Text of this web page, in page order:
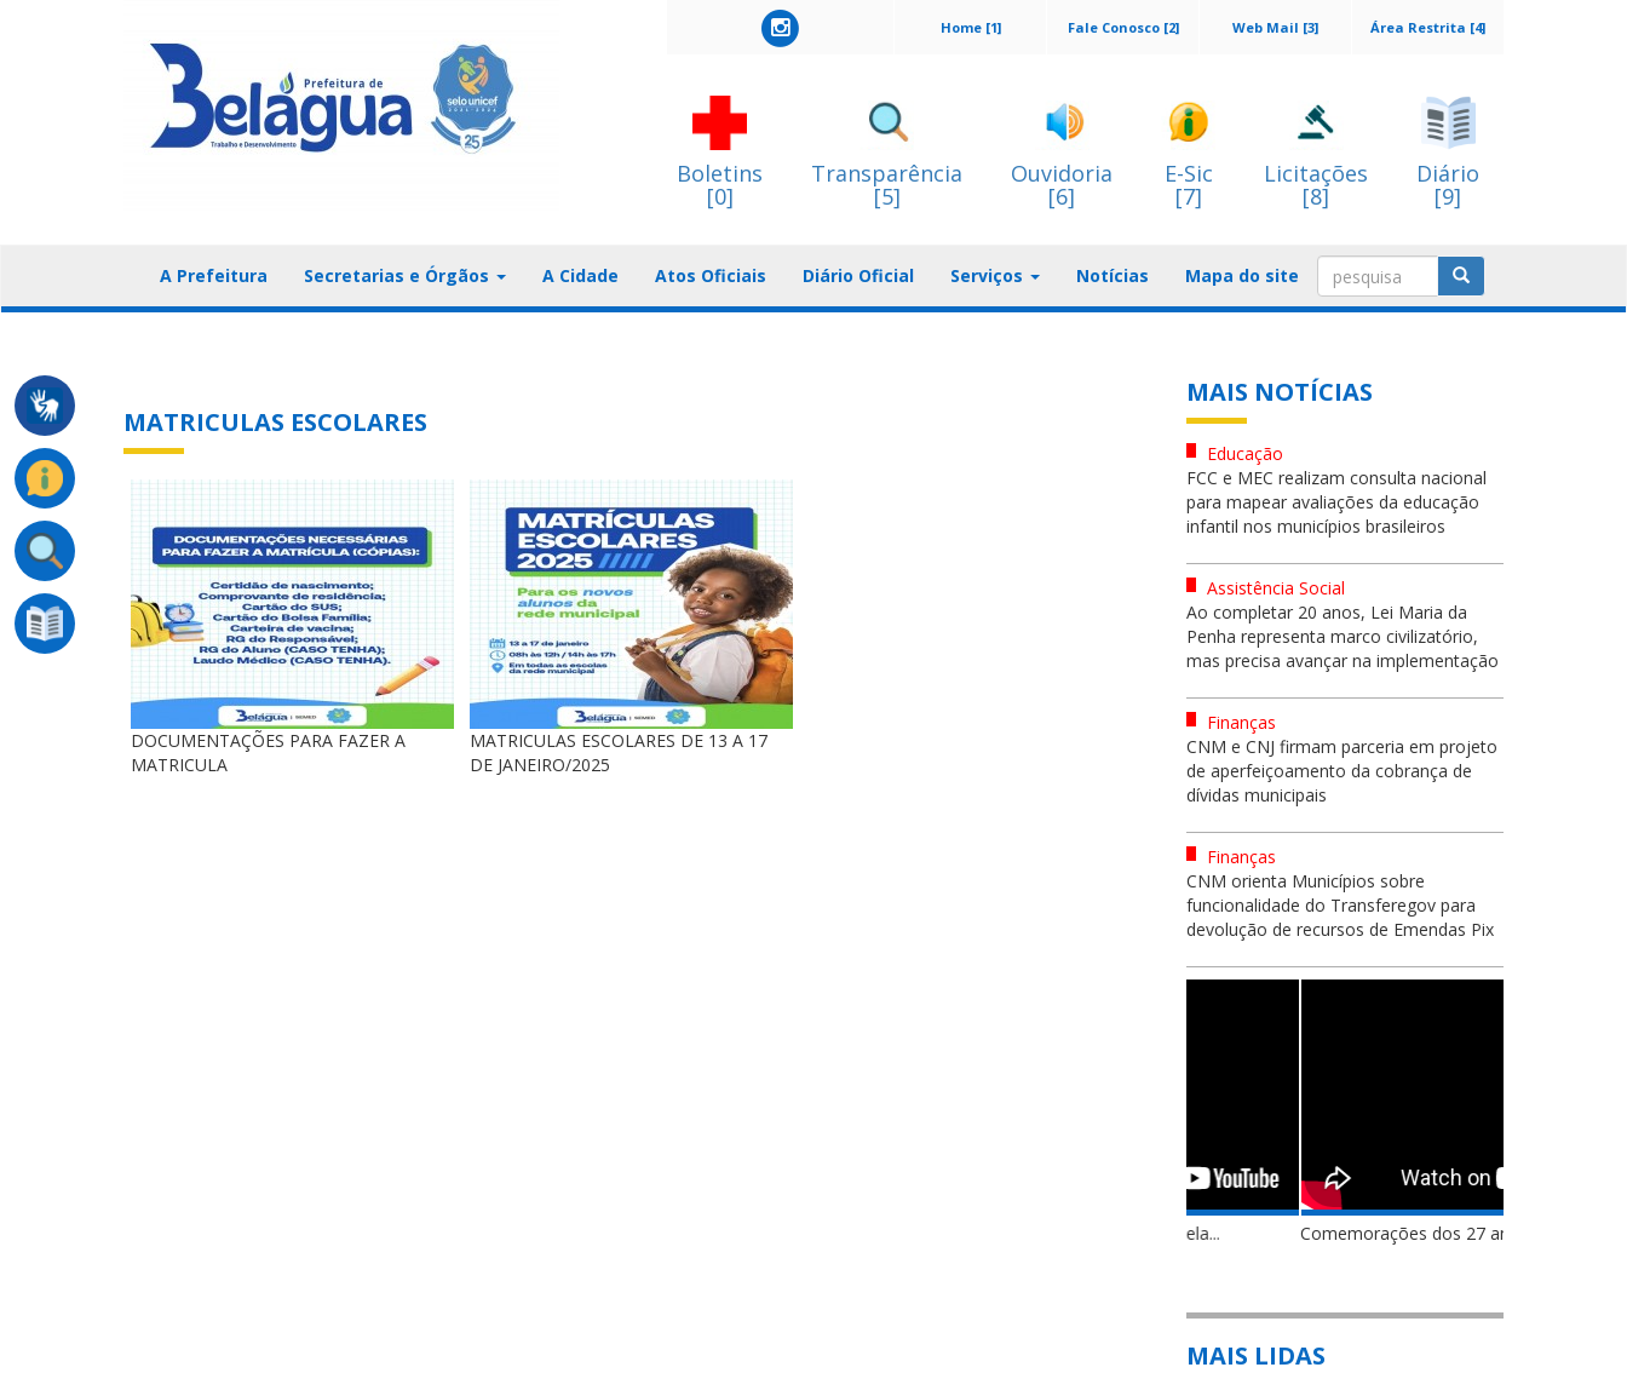
Área Restrita [4]
Web Mail [3]
Fale Conosco [2]
Home [1]
Boletins
[0]
Transparência
[5]
Ouvidoria
[6]
E-Sic
[7]
Licitações
[8]
Diário
[9]
A Prefeitura Secretarias e Órgãos A Cidade Atos Oficiais Diário Oficial Serviços Notícias Mapa do site
MATRICULAS ESCOLARES
DOCUMENTAÇÕES PARA FAZER A
MATRICULA
MATRICULAS ESCOLARES DE 13 A 17
DE JANEIRO/2025
MAIS NOTÍCIAS
Educação
FCC e MEC realizam consulta nacional
para mapear avaliações da educação
infantil nos municípios brasileiros
Assistência Social
Ao completar 20 anos, Lei Maria da
Penha representa marco civilizatório,
mas precisa avançar na implementação
Finanças
CNM e CNJ firmam parceria em projeto
de aperfeiçoamento da cobrança de
dívidas municipais
Finanças
CNM orienta Municípios sobre
funcionalidade do Transferegov para
devolução de recursos de Emendas Pix
Comemorações dos 27 anos de ...
MAIS LIDAS